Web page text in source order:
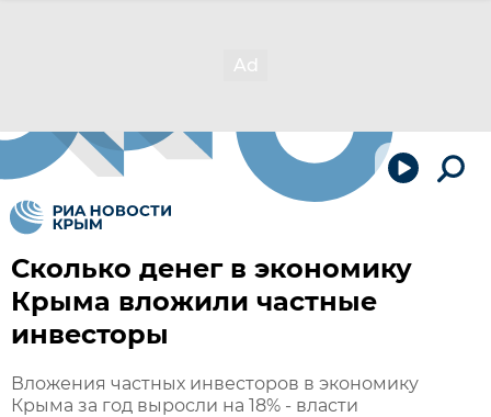
Сколько денег в экономику
Крыма вложили частные
инвесторы
Вложения частных инвесторов в экономику
Крыма за год выросли на 18% - власти